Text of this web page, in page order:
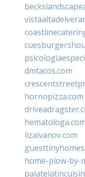
dmtacos.com
hornopizza.com
hematologa.com
lizaivanov.com
home-plow-by-